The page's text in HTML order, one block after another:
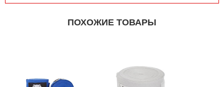
ПОХОЖИЕ ТОВАРЫ